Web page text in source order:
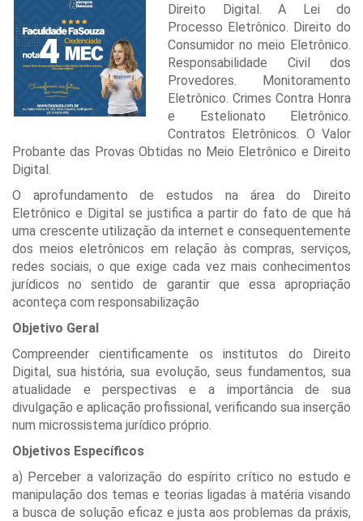
Direito Digital. A Lei do
Processo Eletrônico. Direito do
Consumidor no meio Eletrônico.
Responsabilidade Civil dos
Provedores. Monitoramento
Eletrônico. Crimes Contra Honra
e Estelionato Eletrônico.
Contratos Eletrônicos. O Valor
Probante das Provas Obtidas no Meio Eletrônico e Direito
Digital.
O aprofundamento de estudos na área do Direito
Eletrônico e Digital se justifica a partir do fato de que há
uma crescente utilização da internet e consequentemente
dos meios eletrônicos em relação às compras, serviços,
redes sociais, o que exige cada vez mais conhecimentos
jurídicos no sentido de garantir que essa apropriação
aconteça com responsabilização
Objetivo Geral
Compreender cientificamente os institutos do Direito
Digital, sua história, sua evolução, seus fundamentos, sua
atualidade e perspectivas e a importância de sua
divulgação e aplicação profissional, verificando sua inserção
num microssistema jurídico próprio.
Objetivos Específicos
a) Perceber a valorização do espírito crítico no estudo e
manipulação dos temas e teorias ligadas à matéria visando
a busca de solução eficaz e justa aos problemas da práxis,